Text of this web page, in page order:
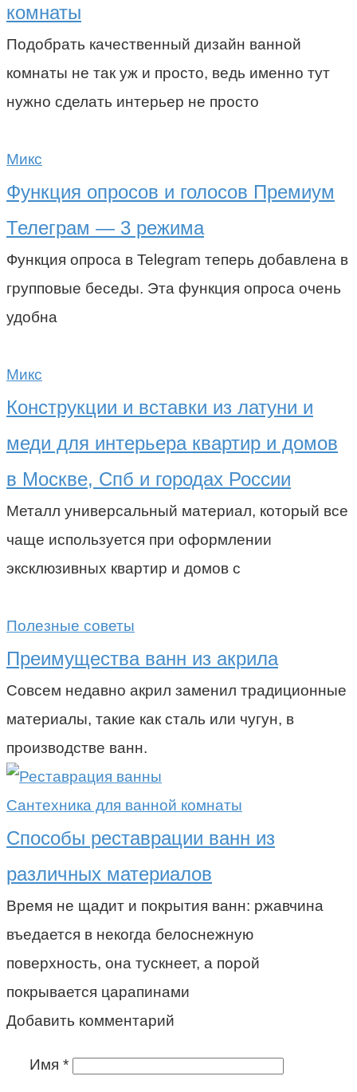
комнаты
Подобрать качественный дизайн ванной
комнаты не так уж и просто, ведь именно тут
нужно сделать интерьер не просто
Микс
Функция опросов и голосов Премиум
Телеграм — 3 режима
Функция опроса в Telegram теперь добавлена в
групповые беседы. Эта функция опроса очень
удобна
Микс
Конструкции и вставки из латуни и
меди для интерьера квартир и домов
в Москве, Спб и городах России
Металл универсальный материал, который все
чаще используется при оформлении
эксклюзивных квартир и домов с
Полезные советы
Преимущества ванн из акрила
Совсем недавно акрил заменил традиционные
материалы, такие как сталь или чугун, в
производстве ванн.
Сантехника для ванной комнаты
Способы реставрации ванн из
различных материалов
Время не щадит и покрытия ванн: ржавчина
въедается в некогда белоснежную
поверхность, она тускнеет, а порой
покрывается царапинами
Добавить комментарий
Имя *